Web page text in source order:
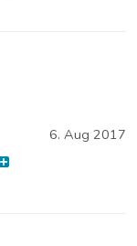
6. Aug 2017